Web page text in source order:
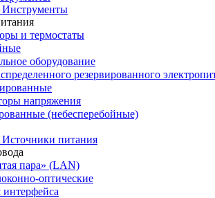
Инструменты
и термостаты
оборудование
резервированного
напряжения
(небесперебойные)
Источники питания
пара» (LAN)
оптические